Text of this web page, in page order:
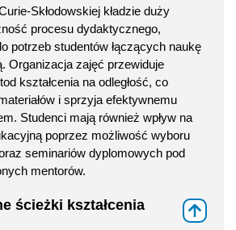
Skłodowskiej kładzie duży
procesu dydaktycznego,
potrzeb studentów łączących naukę
Organizacja zajęć przewiduje
kształcenia na odległość, co
i sprzyja efektywnemu
Studenci mają również wpływ na
poprzez możliwość wyboru
seminariów dyplomowych pod
mentorów.
ścieżki kształcenia